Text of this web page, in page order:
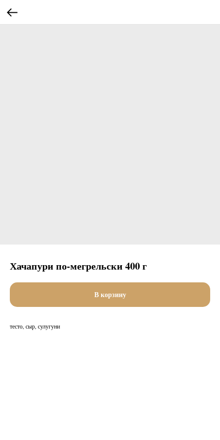
Хачапури по-мегрельски 400 г
В корзину
тесто, сыр, сулугуни